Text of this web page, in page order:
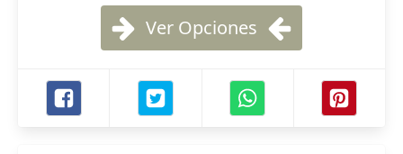
Ver Opciones